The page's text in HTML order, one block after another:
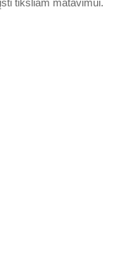
tiksliam matavimui.